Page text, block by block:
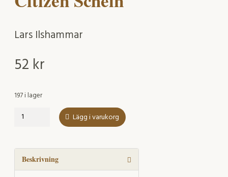
Lars Ilshammar
52 kr
197 i lager
Citizen
Lägg i varukorg
Beskrivning